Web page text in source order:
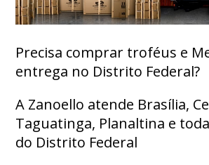
Precisa comprar troféus e
entrega no Distrito Federal?
A Zanoello atende Brasília,
Taguatinga, Planaltina e
do Distrito Federal